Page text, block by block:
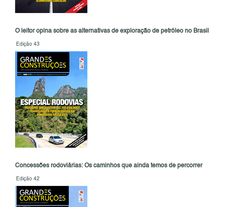
O leitor opina sobre as alternativas de exploração de petróleo no Brasil
Edição 43
Concessões rodoviárias: Os caminhos que ainda temos de percorrer
Edição 42